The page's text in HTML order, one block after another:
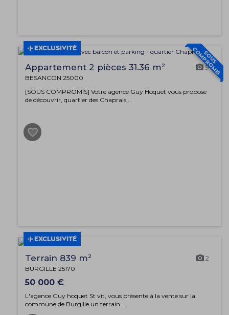
EXCLUSIVITÉ
SOUS
COMPROMIS
Appartement 2 pièces 31.36 m² 9
BESANCON 25000
[SOUS COMPROMIS] Votre agence Guy Hoquet vous propose
de découvrir, quartier des Chaprais,...
EXCLUSIVITÉ
Terrain 839 m² 2
BURGILLE 25170
50 000 €
L'agence Guy hoquet St vit, vous présente à la vente sur la
commune de Burgille un terrain...